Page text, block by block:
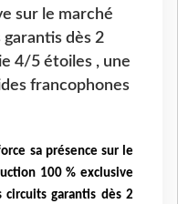
sur le marché
dès 2
4/5 étoiles , une
francophones
sa présence sur le
100 % exclusive
circuits garantis dès 2